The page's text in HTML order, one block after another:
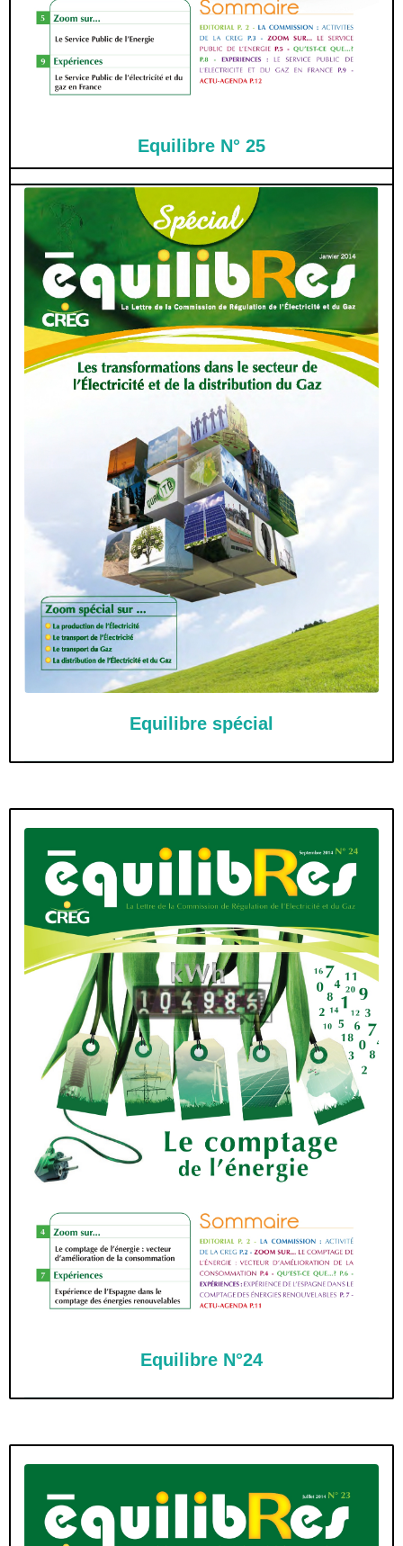
Equilibre N° 25
Equilibre spécial
La production de l’Électricité
Le transport de l’Électricité
Le transport du Gaz
La distribution de l’Électricité et du Gaz
Equilibre N°24